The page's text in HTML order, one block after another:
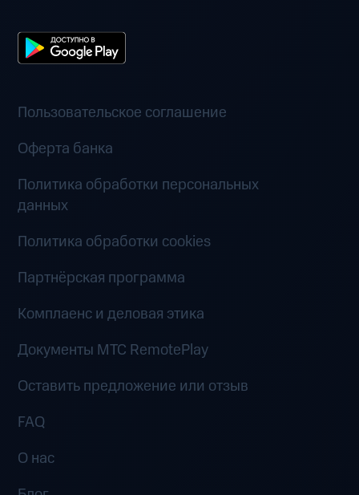
Пользовательское соглашение
Оферта банка
Политика обработки персональных
данных
Политика обработки cookies
Партнёрская программа
Комплаенс и деловая этика
Документы MTC RemotePlay
Оставить предложение или отзыв
FAQ
О нас